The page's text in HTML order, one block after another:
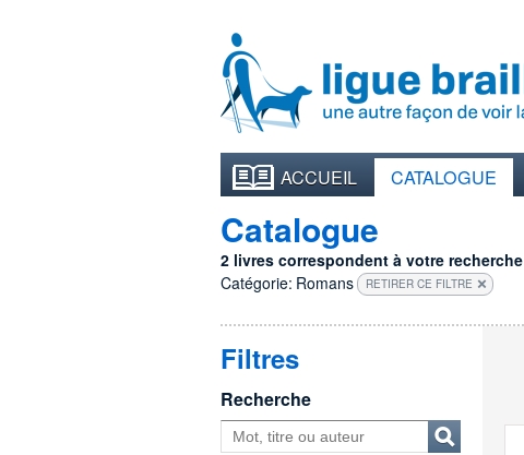
ACCUEIL CATALOGUE
Catalogue
2 livres correspondent à votre
Catégorie: Romans RETIRER CE FILTRE
Filtres
Recherche